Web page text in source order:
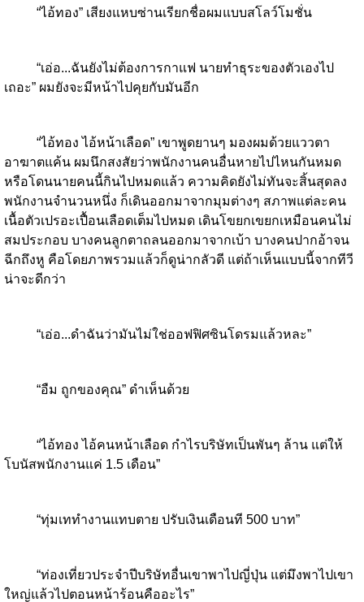
“ไอ้ทอง” เสียงแหบซ่านเรียกชื่อผมแบบสโลว์โมชั่น
“เอ่อ...ฉันยังไม่ต้องการกาแฟ นายทำธุระของตัวเองไป
เถอะ” ผมยังจะมีหน้าไปคุยกับมันอีก
“ไอ้ทอง ไอ้หน้าเลือด” เขาพูดยานๆ มองผมด้วยแววตา
อาฆาตแค้น ผมนึกสงสัยว่าพนักงานคนอื่นหายไปไหนกันหมด
หรือโดนนายคนนี้กินไปหมดแล้ว ความคิดยังไม่ทันจะสิ้นสุดลง​
พนักงานจำนวนหนึ่ง ก็เดินออกมาจากมุมต่างๆ สภาพแต่ละคน
เนื้อตัวเปรอะเปื้อนเลือดเต็มไปหมด เดินโขยกเขยกเหมือนคนไม่
สมประกอบ บางคนลูกตาถลนออกมาจากเบ้า บางคนปากอ้าจน
ฉีกถึงหู คือโดยภาพรวมแล้วก็ดูน่ากลัวดี แต่ถ้าเห็นแบบนี้จากทีวี
น่าจะดีกว่า
“เอ่อ...ดำฉันว่ามันไม่ใช่ออฟฟิศซินโดรมแล้วหละ”
“อืม ถูกของคุณ” ดำเห็นด้วย
“ไอ้ทอง ไอ้คนหน้าเลือด กำไรบริษัทเป็นพันๆ ล้าน แต่ให้
โบนัสพนักงานแค่ 1.5 เดือน”
“ทุ่มเททำงานแทบตาย ปรับเงินเดือนที 500 บาท”
“ท่องเที่ยวประจำปีบริษัทอื่นเขาพาไปญี่ปุ่น แต่มึงพาไปเขา
ใหญ่แล้วไปตอนหน้าร้อนคืออะไร”